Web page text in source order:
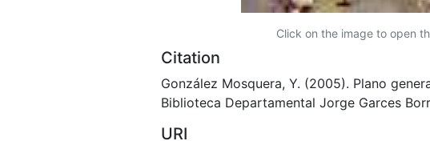
Click on the image to open
Citation
González Mosquera, Y. (2005). Plano
Biblioteca Departamental Jorge Garces
URI